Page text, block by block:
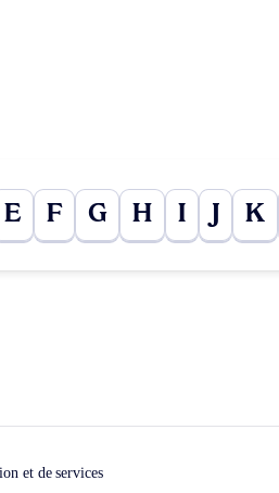
E F G H I K
et de services